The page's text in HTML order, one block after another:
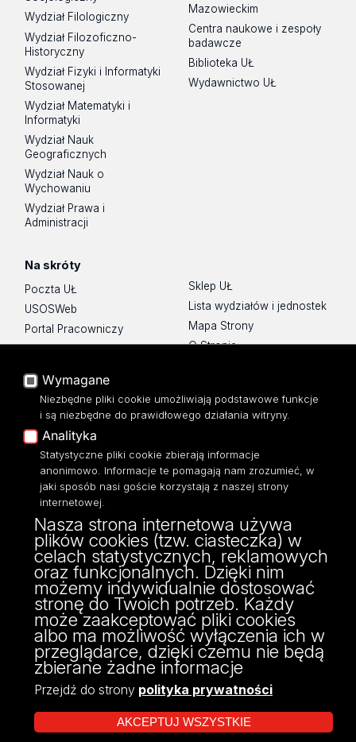
Wydział Filologiczny
Wydział Filozoficzno-
Historyczny
Wydział Fizyki i Informatyki
Stosowanej
Wydział Matematyki i
Informatyki
Wydział Nauk
Geograficznych
Wydział Nauk o
Wychowaniu
Wydział Prawa i
Administracji
Mazowieckim
Centra naukowe i zespoły
badawcze
Biblioteka UŁ
Wydawnictwo UŁ
Na skróty
Poczta UŁ
USOSWeb
Portal Pracowniczy
Baza Aktów Własnych
Moodle
Eksperci UŁ
Polityka Prywatności
Dostępność
Sklep UŁ
Lista wydziałów i jednostek
Mapa Strony
O Stronie
ul. Narutowicza 68, 90-136 Łódź
NIP: 724 000 32 43
Adres do doręczeń elektronicznych (ADE):
AE:PL-74796-17640-IHHIV-17
KONTAKT
Wymagane
Niezbędne pliki cookie umożliwiają podstawowe funkcje
i są niezbędne do prawidłowego działania witryny.
Analityka
Statystyczne pliki cookie zbierają informacje
anonimowo. Informacje te pomagają nam zrozumieć, w
jaki sposób nasi goście korzystają z naszej strony
internetowej.
Nasza strona internetowa używa
plików cookies (tzw. ciasteczka) w
celach statystycznych, reklamowych
oraz funkcjonalnych. Dzięki nim
możemy indywidualnie dostosować
stronę do Twoich potrzeb. Każdy
może zaakceptować pliki cookies
albo ma możliwość wyłączenia ich w
przeglądarce, dzięki czemu nie będą
zbierane żadne informacje
Przejdź do strony polityka prywatności
AKCEPTUJ WSZYSTKIE